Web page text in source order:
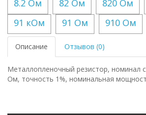
8.2 Ом
82 Ом 820 Ом
91 кОм
91 Ом 910 Ом
Описание Отзывов (0)
Металлопленочный резистор, номинал
Ом, точность 1%, номинальная